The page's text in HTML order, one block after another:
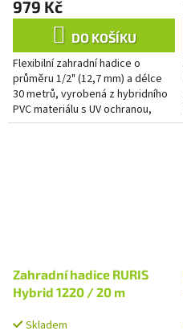
979 Kč
DO KOŠÍKU
Flexibilní zahradní hadice o
průměru 1/2" (12,7 mm) a délce
30 metrů, vyrobená z hybridního
PVC materiálu s UV ochranou,
která zajišťuje dlouhou životnost.
Zahradní hadice RURIS
Hybrid 1220 / 20 m
Skladem